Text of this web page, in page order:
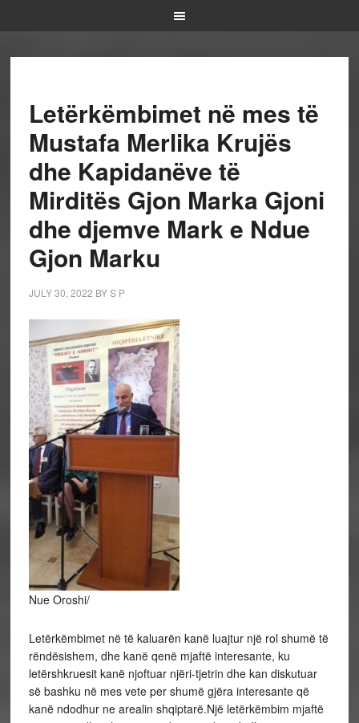
Letërkëmbimet në mes të
Mustafa Merlika Krujës
dhe Kapidanëve të
Mirditës Gjon Marka Gjoni
dhe djemve Mark e Ndue
Gjon Marku
JULY 30, 2022 BYS P
Nue Oroshi/
Letërkëmbimet në të kaluarën kanë luajtur një rol shumë të
rëndësishem, dhe kanë qenë mjaftë interesante, ku
letërshkruesit kanë njoftuar njëri-tjetrin dhe kan diskutuar
së bashku në mes vete per shumë gjëra interesante që
kanë ndodhur ne arealin shqiptarë.Një letërkëmbim mjaftë